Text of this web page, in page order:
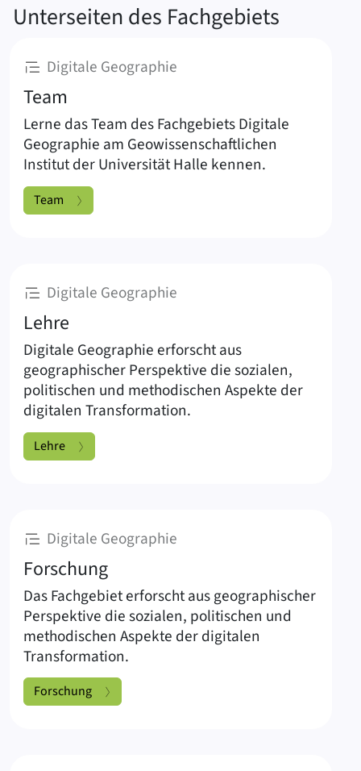
Unterseiten des Fachgebiets
Digitale Geographie:
Team
Lerne das Team des Fachgebiets Digitale
Geographie am Geowissenschaftlichen
Institut der Universität Halle kennen.
Team
Digitale Geographie:
Lehre
Digitale Geographie erforscht aus
geographischer Perspektive die sozialen,
politischen und methodischen Aspekte der
digitalen Transformation.
Lehre
Digitale Geographie:
Forschung
Das Fachgebiet erforscht aus geographischer
Perspektive die sozialen, politischen und
methodischen Aspekte der digitalen
Transformation.
Forschung